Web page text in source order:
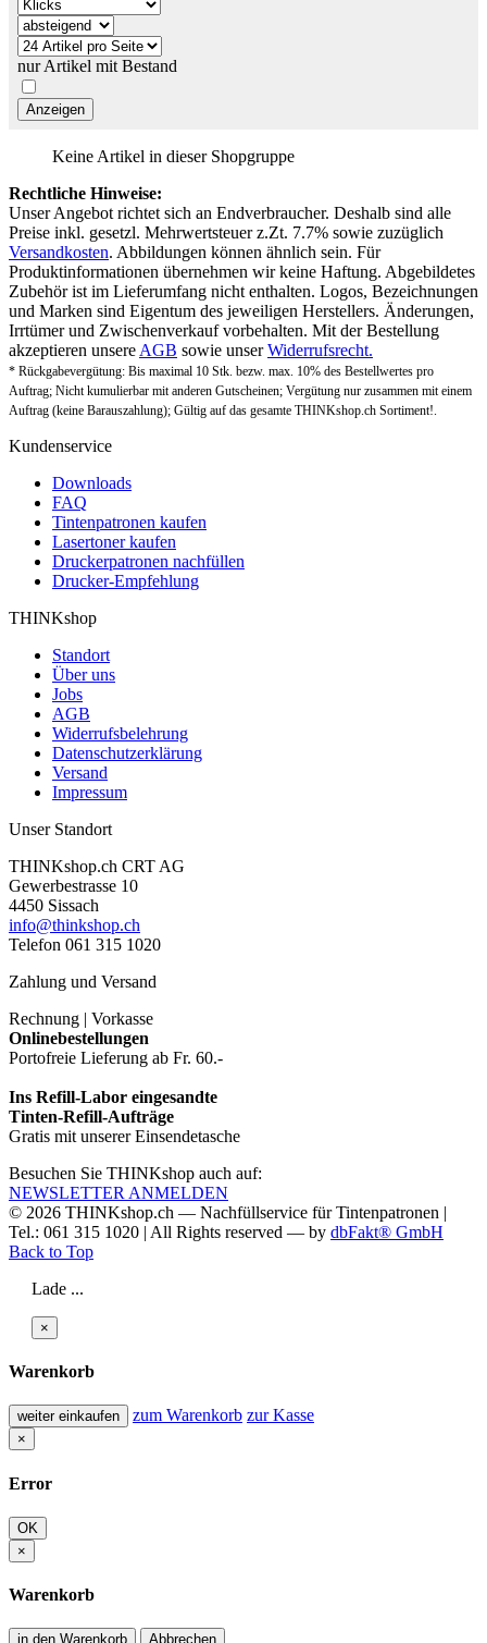
nur Artikel mit Bestand
Keine Artikel in dieser Shopgruppe
Rechtliche Hinweise:
Unser Angebot richtet sich an Endverbraucher. Deshalb sind alle
Preise inkl. gesetzl. Mehrwertsteuer z.Zt. 7.7% sowie zuzüglich
Versandkosten. Abbildungen können ähnlich sein. Für
Produktinformationen übernehmen wir keine Haftung. Abgebildetes
Zubehör ist im Lieferumfang nicht enthalten. Logos, Bezeichnungen
und Marken sind Eigentum des jeweiligen Herstellers. Änderungen,
Irrtümer und Zwischenverkauf vorbehalten. Mit der Bestellung
akzeptieren unsere AGB sowie unserWiderrufsrecht.
* Rückgabevergütung: Bis maximal 10 Stk. bezw. max. 10% des Bestellwertes pro
Auftrag; Nicht kumulierbar mit anderen Gutscheinen; Vergütung nur zusammen mit einem
Auftrag (keine Barauszahlung); Gültig auf das gesamte THINKshop.ch Sortiment!.
Kundenservice
Downloads
FAQ
Tintenpatronen kaufen
Lasertoner kaufen
Druckerpatronen nachfüllen
Drucker-Empfehlung
THINKshop
Standort
Über uns
Jobs
AGB
Widerrufsbelehrung
Datenschutzerklärung
Versand
Impressum
Unser Standort
THINKshop.ch CRT AG
Gewerbestrasse 10
4450 Sissach
info@thinkshop.ch
Telefon 061 315 1020
Zahlung und Versand
Rechnung | Vorkasse
Onlinebestellungen
Portofreie Lieferung ab Fr. 60.-
Ins Refill-Labor eingesandte
Tinten-Refill-Aufträge
Gratis mit unserer Einsendetasche
Besuchen Sie THINKshop auch auf:
NEWSLETTER ANMELDEN
© 2026 THINKshop.ch — Nachfüllservice fürTintenpatronen |
Tel.: 061 315 1020 | All Rights reserved — by dbFakt® GmbH
Back to Top
Lade ...
×
Warenkorb
weiter einkaufen zum Warenkorb zur Kasse
×
Error
OK
×
Warenkorb
in den Warenkorb Abbrechen